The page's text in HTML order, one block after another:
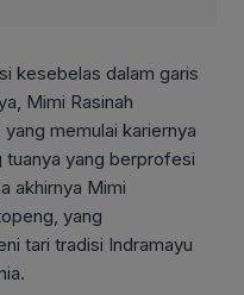
kesebelas dalam garis
Mimi Rasinah
memulai kariernya
tuanya yang berprofesi
akhirnya Mimi
yang
tari tradisi Indramayu